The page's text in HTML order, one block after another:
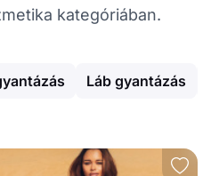
kategóriában.
Láb gyantázás